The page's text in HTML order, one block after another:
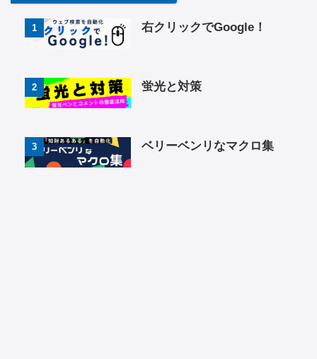
1 右クリックでGoogle！
2 蛍光と対策
3 ベリーベンリなマクロ集